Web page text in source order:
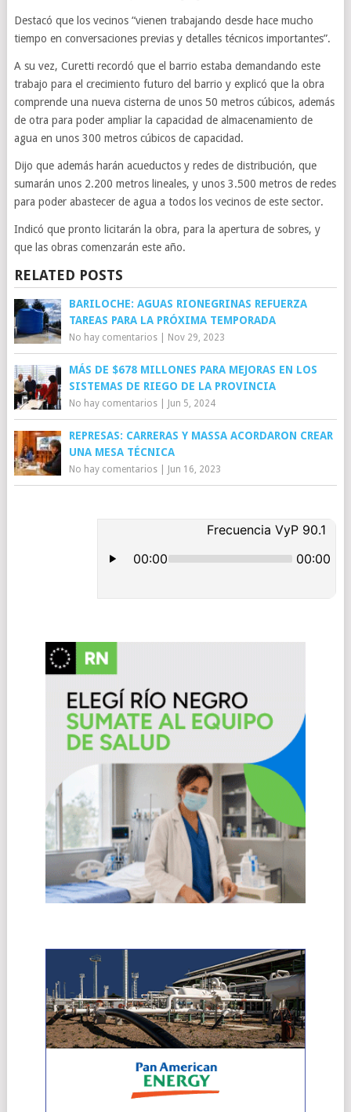
Destacó que los vecinos “vienen trabajando desde hace mucho
tiempo en conversaciones previas y detalles técnicos importantes”.
A su vez, Curetti recordó que el barrio estaba demandando este
trabajo para el crecimiento futuro del barrio y explicó que la obra
comprende una nueva cisterna de unos 50 metros cúbicos, además
de otra para poder ampliar la capacidad de almacenamiento de
agua en unos 300 metros cúbicos de capacidad.
Dijo que además harán acueductos y redes de distribución, que
sumarán unos 2.200 metros lineales, y unos 3.500 metros de redes
para poder abastecer de agua a todos los vecinos de este sector.
Indicó que pronto licitarán la obra, para la apertura de sobres, y
que las obras comenzarán este año.
RELATED POSTS
BARILOCHE: AGUAS RIONEGRINAS REFUERZA
TAREAS PARA LA PRÓXIMA TEMPORADA
No hay comentarios| Nov 29, 2023
MÁS DE $678 MILLONES PARA MEJORAS EN LOS
SISTEMAS DE RIEGO DE LA PROVINCIA
No hay comentarios| Jun 5, 2024
REPRESAS: CARRERAS Y MASSA ACORDARON CREAR
UNA MESA TÉCNICA
No hay comentarios| Jun 16, 2023